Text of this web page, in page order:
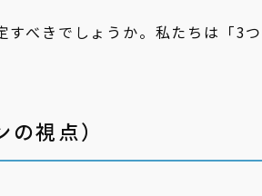
べきでしょうか。私たちは「3つ
視点）